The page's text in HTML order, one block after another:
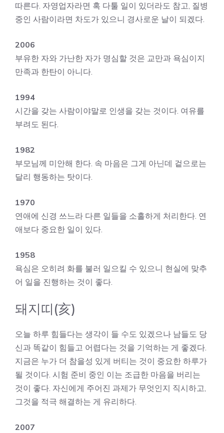
따른다. 자영업자라면 혹 다툴 일이 있더라도 참고, 질병
중인 사람이라면 차도가 있으니 경사로운 날이 되겠다.
2006
부유한 자와 가난한 자가 명심할 것은 교만과 욕심이지
만족과 한탄이 아니다.
1994
시간을 갖는 사람이야말로 인생을 갖는 것이다. 여유를
부려도 된다.
1982
부모님께 미안해 한다. 속 마음은 그게 아닌데 겉으로는
달리 행동하는 탓이다.
1970
연애에 신경 쓰느라 다른 일들을 소홀하게 처리한다. 연
애보다 중요한 일이 있다.
1958
욕심은 오히려 화를 불러 일으킬 수 있으니 현실에 맞추
어 일을 진행하는 것이 좋다.
돼지띠(亥)
오늘 하루 힘들다는 생각이 들 수도 있겠으나 남들도 당
신과 똑같이 힘들고 어렵다는 것을 기억하는 게 좋겠다.
지금은 누가 더 참을성 있게 버티는 것이 중요한 하루가
될 것이다. 시험 준비 중인 이는 조급한 마음을 버리는
것이 좋다. 자신에게 주어진 과제가 무엇인지 직시하고,
그것을 적극 해결하는 게 유리하다.
2007